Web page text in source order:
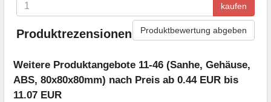
kaufen
Produktrezensionen Produktbewertung abgeben
Weitere Produktangebote 11-46 (Sanhe, Gehäuse,
ABS, 80x80x80mm) nach Preis ab 0.44 EUR bis
11.07 EUR